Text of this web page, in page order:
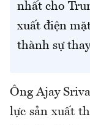
nhất cho
xuất điện
thành sự
Ông Ajay
lực sản xuất